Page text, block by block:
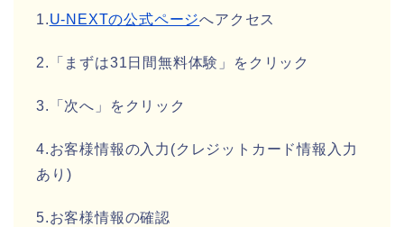
1.U-NEXTの公式ページへアクセス
2.「まずは31日間無料体験」をクリック
3.「次へ」をクリック
4.お客様情報の入力(クレジットカード情報入力
あり)
5.お客様情報の確認